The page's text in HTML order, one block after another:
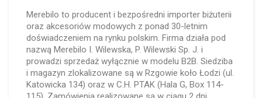
Merebilo to producent i bezpośredni importer biżuterii
oraz akcesoriów modowych z ponad 30-letnim
doświadczeniem na rynku polskim. Firma działa pod
nazwą Merebilo I. Wilewska, P. Wilewski Sp. J. i
prowadzi sprzedaż wyłącznie w modelu B2B. Siedziba
i magazyn zlokalizowane są w Rzgowie koło Łodzi (ul.
Katowicka 134) oraz w C.H. PTAK (Hala G, Box 114-